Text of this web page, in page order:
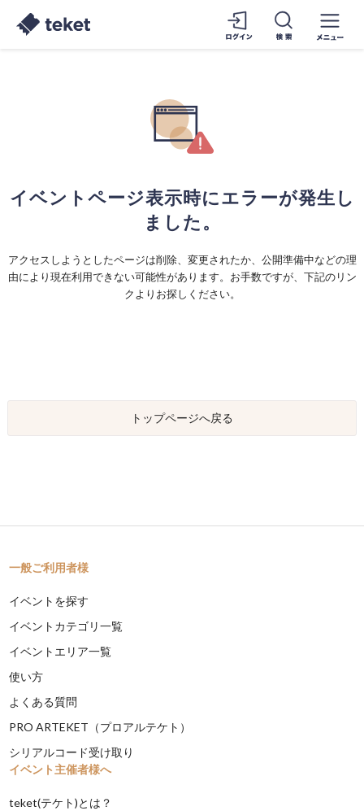
イベントページ表示時にエラーが発生し
ました。
アクセスしようとしたページは削除、変更されたか、公開準備中などの理
由により現在利用できない可能性があります。お手数ですが、下記のリン
クよりお探しください。
トップページへ戻る
一般ご利用者様
イベントを探す
イベントカテゴリ一覧
イベントエリア一覧
使い方
よくある質問
PRO ARTEKET（プロアルテケト）
シリアルコード受け取り
イベント主催者様へ
teket(テケト)とは？